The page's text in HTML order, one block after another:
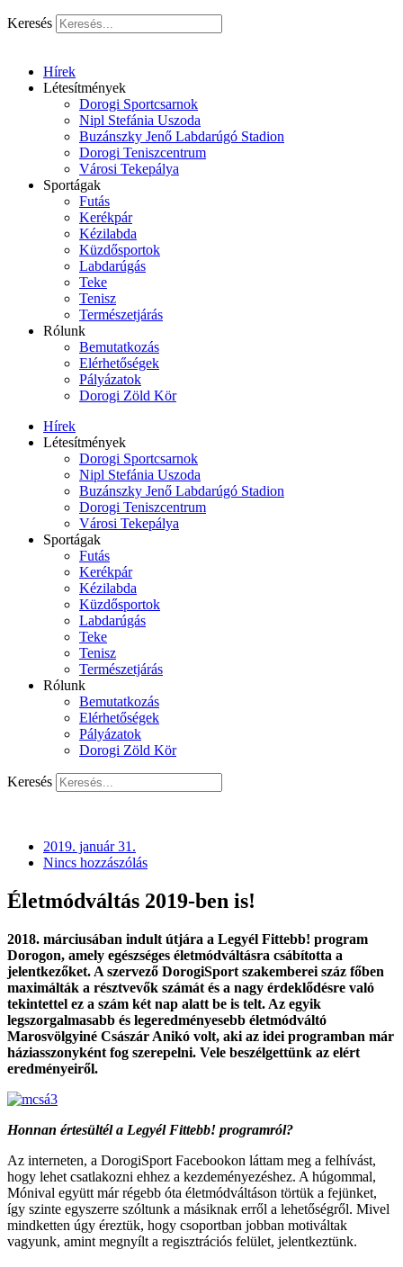
Keresés
Hírek
Létesítmények
Dorogi Sportcsarnok
Nipl Stefánia Uszoda
Buzánszky Jenő Labdarúgó Stadion
Dorogi Teniszcentrum
Városi Tekepálya
Sportágak
Futás
Kerékpár
Kézilabda
Küzdősportok
Labdarúgás
Teke
Tenisz
Természetjárás
Rólunk
Bemutatkozás
Elérhetőségek
Pályázatok
Dorogi Zöld Kör
Hírek
Létesítmények
Dorogi Sportcsarnok
Nipl Stefánia Uszoda
Buzánszky Jenő Labdarúgó Stadion
Dorogi Teniszcentrum
Városi Tekepálya
Sportágak
Futás
Kerékpár
Kézilabda
Küzdősportok
Labdarúgás
Teke
Tenisz
Természetjárás
Rólunk
Bemutatkozás
Elérhetőségek
Pályázatok
Dorogi Zöld Kör
Keresés
2019. január 31.
Nincs hozzászólás
Életmódváltás 2019-ben is!
2018. márciusában indult útjára a Legyél Fittebb! program
Dorogon, amely egészséges életmódváltásra csábította a
jelentkezőket. A szervező DorogiSport szakemberei száz főben
maximálták a résztvevők számát és a nagy érdeklődésre való
tekintettel ez a szám két nap alatt be is telt. Az egyik
legszorgalmasabb és legeredményesebb életmódváltó
Marosvölgyiné Császár Anikó volt, aki az idei programban már
háziasszonyként fog szerepelni. Vele beszélgettünk az elért
eredményeiről.
Honnan értesültél a Legyél Fittebb! programról?
Az interneten, a DorogiSport Facebookon láttam meg a felhívást,
hogy lehet csatlakozni ehhez a kezdeményezéshez. A húgommal,
Mónival együtt már régebb óta életmódváltáson törtük a fejünket,
így szinte egyszerre szóltunk a másiknak erről a lehetőségről. Mivel
mindketten úgy éreztük, hogy csoportban jobban motiváltak
vagyunk, amint megnyílt a regisztrációs felület, jelentkeztünk.